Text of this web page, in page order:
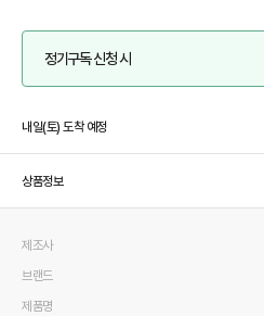
정기구독 신청 시
내일(토) 도착 예정
상품정보
제조사
브랜드
제품명